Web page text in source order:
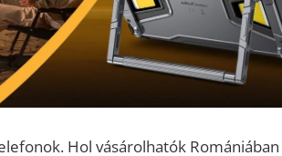
Hol vásárolhatók Romániában